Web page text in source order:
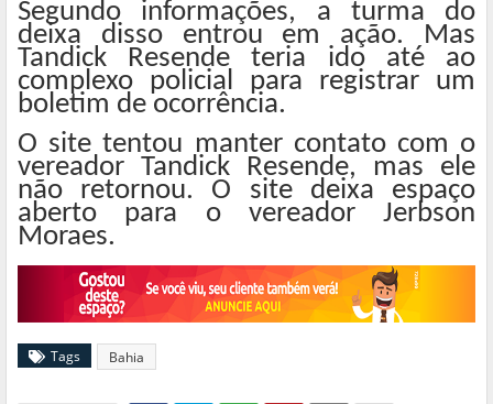
Segundo informações, a turma do
deixa disso entrou em ação. Mas
Tandick Resende teria ido até ao
complexo policial para registrar um
boletim de ocorrência.
O site tentou manter contato com o
vereador Tandick Resende, mas ele
não retornou. O site deixa espaço
aberto para o vereador Jerbson
Moraes.
Tags Bahia